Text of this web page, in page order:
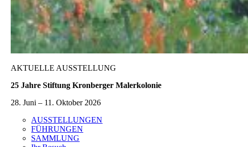
AKTUELLE AUSSTELLUNG
25 Jahre Stiftung Kronberger Malerkolonie
28. Juni – 11. Oktober 2026
AUSSTELLUNGEN
FÜHRUNGEN
SAMMLUNG